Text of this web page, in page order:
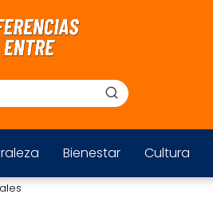
Bienestar Cultura